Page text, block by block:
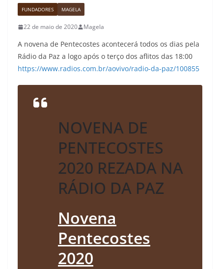
FUNDADORES MAGELA
22 de maio de 2020 Magela
A novena de Pentecostes acontecerá todos os dias pela
Rádio da Paz a logo após o terço dos aflitos das 18:00
https://www.radios.com.br/aovivo/radio-da-paz/100855
NOVENA DE
PENTECOSTES
2020 REZADA NA
RÁDIO DA PAZ
Novena
Pentecostes
2020